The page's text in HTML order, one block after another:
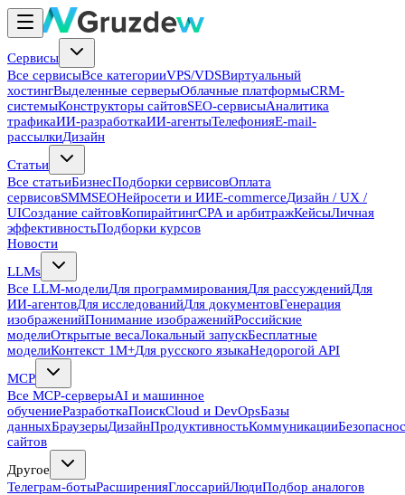
Сервисы
Все сервисыВсе категорииVPS/VDSВиртуальный
хостингВыделенные серверыОблачные платформыCRM-
системыКонструкторы сайтовSEO-сервисыАналитика
трафикаИИ-разработкаИИ-агентыТелефонияE-mail-
рассылкиДизайн
Статьи
Все статьиБизнесПодборки сервисовОплата
сервисовSMMSEOНейросети и ИИE-commerceДизайн / UX /
UIСоздание сайтовКопирайтингCPA и арбитражКейсыЛичная
эффективностьПодборки курсов
Новости
LLMs
Все LLM-моделиДля программированияДля рассужденийДля
ИИ-агентовДля исследованийДля документовГенерация
изображенийПонимание изображенийРоссийские
моделиОткрытые весаЛокальный запускБесплатные
моделиКонтекст 1M+Для русского языкаНедорогой API
MCP
Все MCP-серверыAI и машинное
обучениеРазработкаПоискCloud и DevOpsБазы
данныхБраузерыДизайнПродуктивностьКоммуникации
сайтов
Другое
Телеграм-ботыРасширенияГлоссарийЛюдиПодбор аналогов